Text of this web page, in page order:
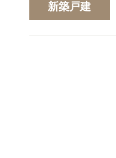
新築戸建